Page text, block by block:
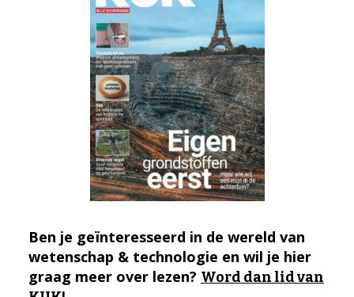
Ben je geïnteresseerd in de wereld van
wetenschap & technologie en wil je hier
graag meer over lezen? Word dan lid van